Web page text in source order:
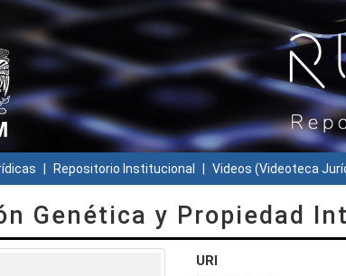
Repositorio Institucional Videos (Videoteca
Genética y Propiedad
URI